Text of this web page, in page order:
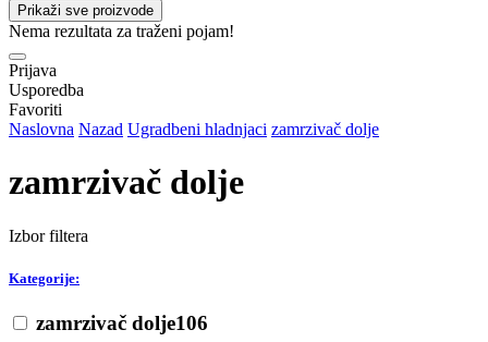
Prikaži sve proizvode
Nema rezultata za traženi pojam!
Prijava
Usporedba
Favoriti
Naslovna Nazad Ugradbeni hladnjaci zamrzivač dolje
zamrzivač dolje
Izbor filtera
Kategorije:
zamrzivač dolje106